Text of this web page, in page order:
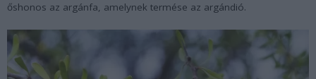
őshonos az argánfa, amelynek termése az argándió.